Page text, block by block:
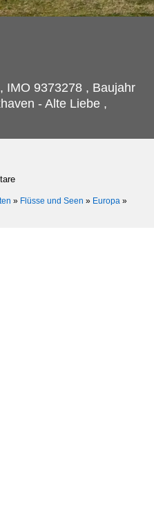
IMO 9373278 , Baujahr
- Alte Liebe ,
» Flüsse und Seen » Europa »